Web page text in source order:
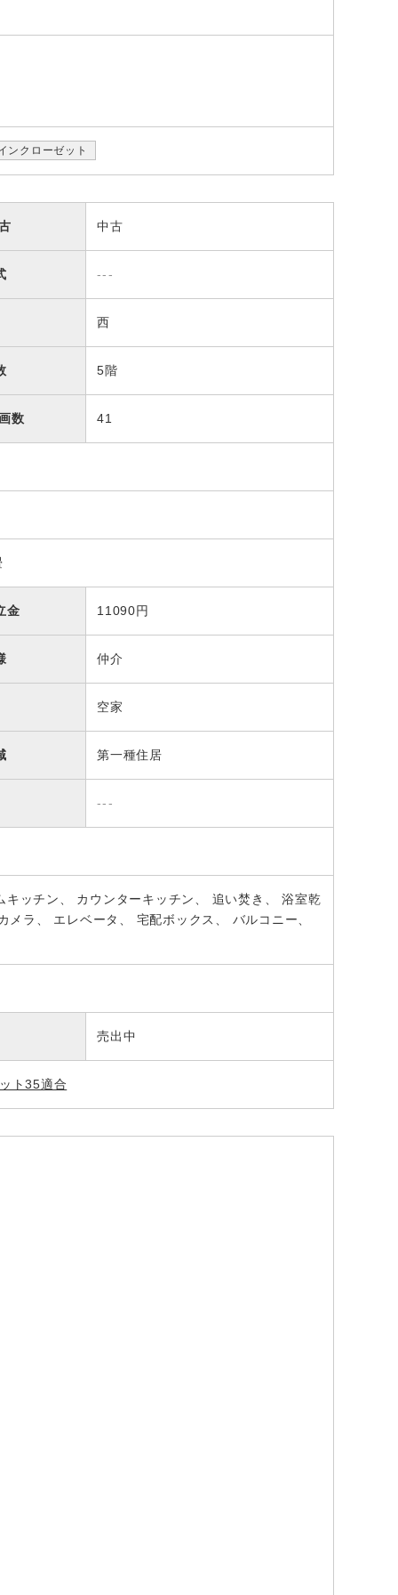
ンクローゼット
中古
---
西
5階
数 41
金 11090円
仲介
空家
第一種住居
---
キッチン カウンターキッチン 追い焚き
浴室乾
メラ エレベータ 宅配ボックス
バルコニー
売出中
ト35適合